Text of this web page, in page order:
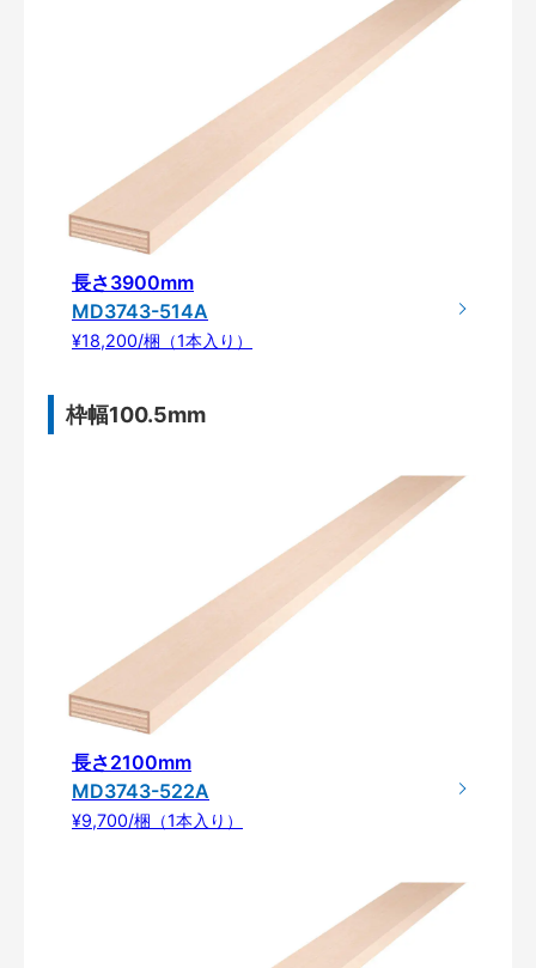
長さ3900mm
MD3743-514A
¥18,200/梱（1本入り）
枠幅100.5mm
長さ2100mm
MD3743-522A
¥9,700/梱（1本入り）